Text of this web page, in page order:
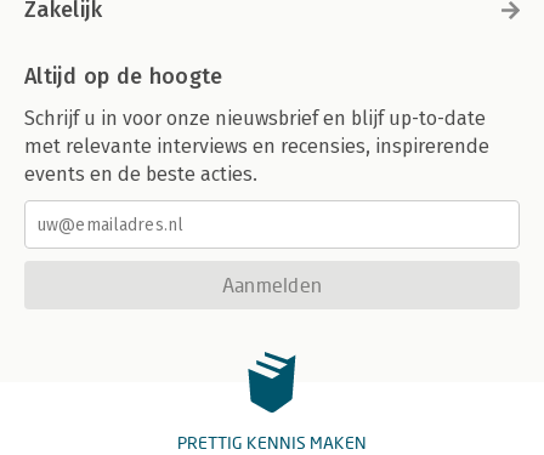
Zakelijk
Altijd op de hoogte
Schrijf u in voor onze nieuwsbrief en blijf up-to-date
met relevante interviews en recensies, inspirerende
events en de beste acties.
Aanmelden
PRETTIG KENNIS MAKEN